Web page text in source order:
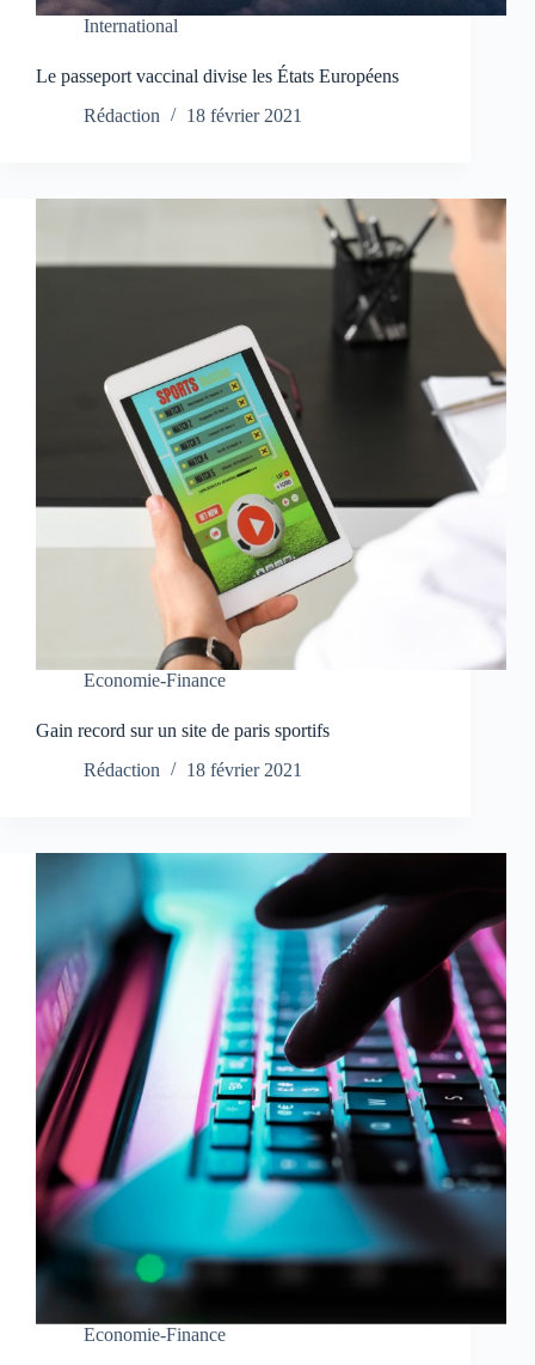
International
Le passeport vaccinal divise les États Européens
Rédaction
18 février 2021
Economie-Finance
Gain record sur un site de paris sportifs
Rédaction
18 février 2021
Economie-Finance